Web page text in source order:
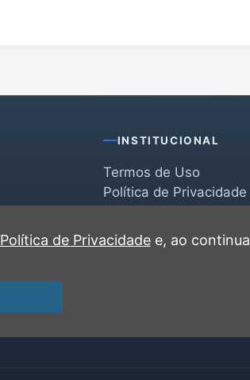
INSTITUCIONAL
Termos de Uso
Política de Privacidade
Contato
Política de Privacidadee, ao